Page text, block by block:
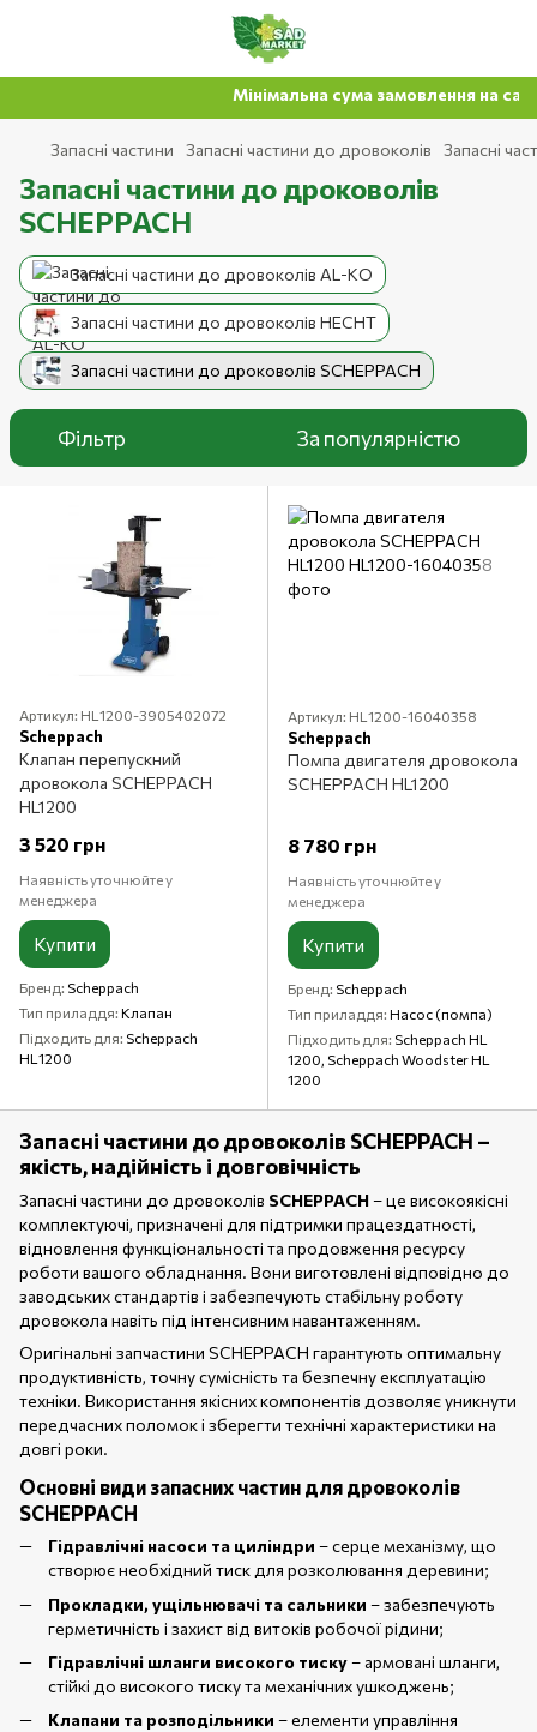
Мінімальна сума замовлення на сайті
Запасні частини Запасні частини до дровоколів Запасні
Запасні частини до дроковолів
SCHEPPACH
Запасні частини до дровоколів AL-KO
Запасні частини до дровоколів HECHT
Запасні частини до дроковолів SCHEPPACH
Фільтр За популярністю
Артикул: HL1200-3905402072
Scheppach
Клапан перепускний
дровокола SCHEPPACH
HL1200
3 520 грн
Наявність уточнюйте у
менеджера
Купити
Бренд Scheppach
Тип приладдя Клапан
Підходить для Scheppach
HL1200
Артикул: HL1200-16040358
Scheppach
Помпа двигателя дровокола
SCHEPPACH HL1200
8 780 грн
Наявність уточнюйте у
менеджера
Купити
Бренд Scheppach
Тип приладдя Насос (помпа)
Підходить для Scheppach HL
1200, Scheppach Woodster HL
1200
Запасні частини до дровоколів SCHEPPACH –
якість, надійність і довговічність
Запасні частини до дровоколів SCHEPPACH– це високоякісні
комплектуючі, призначені для підтримки працездатності,
відновлення функціональності та продовження ресурсу
роботи вашого обладнання. Вони виготовлені відповідно до
заводських стандартів і забезпечують стабільну роботу
дровокола навіть під інтенсивним навантаженням.
Оригінальні запчастини SCHEPPACH гарантують оптимальну
продуктивність, точну сумісність та безпечну експлуатацію
техніки. Використання якісних компонентів дозволяє уникнути
передчасних поломок і зберегти технічні характеристики на
довгі роки.
Основні види запасних частин для дровоколів
SCHEPPACH
Гідравлічні насоси та циліндри – серце механізму, що
створює необхідний тиск для розколювання деревини;
Прокладки, ущільнювачі та сальники – забезпечують
герметичність і захист від витоків робочої рідини;
Гідравлічні шланги високого тиску– армовані шланги,
стійкі до високого тиску та механічних ушкоджень;
Клапани та розподільники – елементи управління